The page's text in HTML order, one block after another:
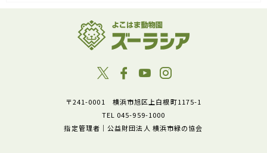
〒241-0001 横浜市旭区上白根町1175-1
TEL 045-959-1000
指定管理者｜公益財団法人 横浜市緑の協会